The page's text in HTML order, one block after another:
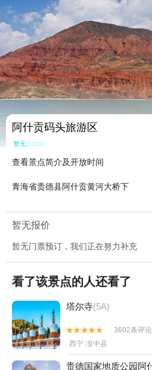
阿什贡码头旅游区
暂无点评
查看景点简介及开放时间
青海省贵德县阿什贡黄河大桥下
暂无报价
暂无门票预订，我们正在努力补充
看了该景点的人还看了
塔尔寺(5A)


3602条评论
西宁·湟中县
